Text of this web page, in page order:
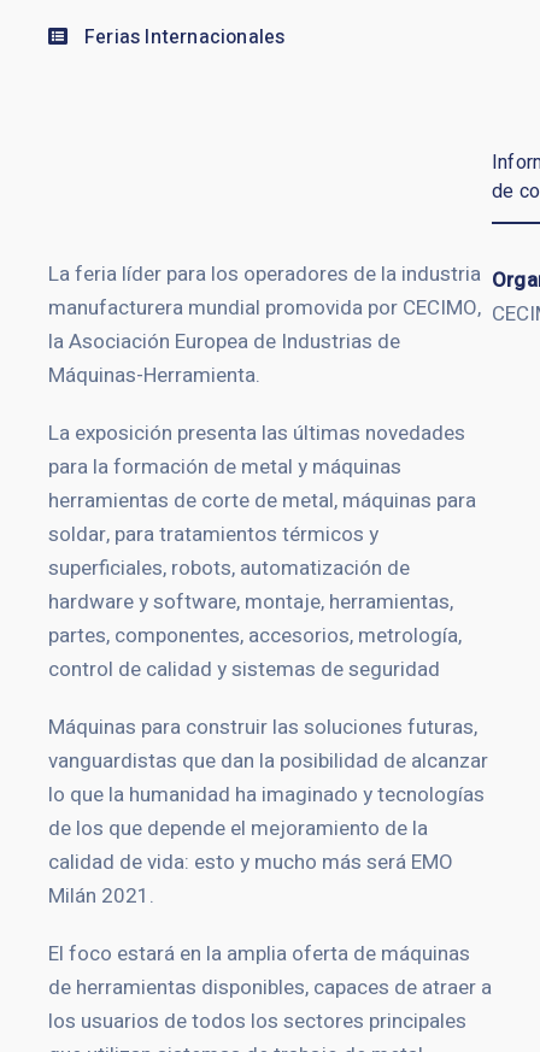
Ferias Internacionales
La feria líder para los operadores de la industria
manufacturera mundial promovida por CECIMO,
la Asociación Europea de Industrias de
Máquinas-Herramienta.
La exposición presenta las últimas novedades
para la formación de metal y máquinas
herramientas de corte de metal, máquinas para
soldar, para tratamientos térmicos y
superficiales, robots, automatización de
hardware y software, montaje, herramientas,
partes, componentes, accesorios, metrología,
control de calidad y sistemas de seguridad
Máquinas para construir las soluciones futuras,
vanguardistas que dan la posibilidad de alcanzar
lo que la humanidad ha imaginado y tecnologías
de los que depende el mejoramiento de la
calidad de vida: esto y mucho más será EMO
Milán 2021.
El foco estará en la amplia oferta de máquinas
de herramientas disponibles, capaces de atraer a
los usuarios de todos los sectores principales
de